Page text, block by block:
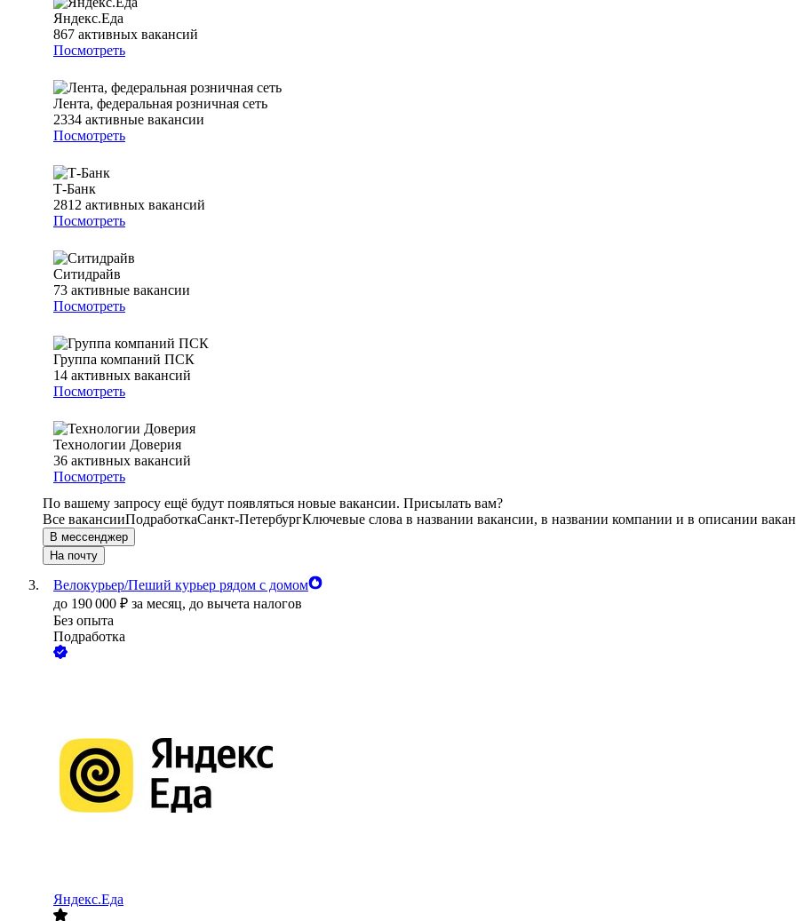
Яндекс.Еда
867 активных вакансий
Посмотреть
Лента, федеральная розничная сеть
2334 активные вакансии
Посмотреть
Т-Банк
2812 активных вакансий
Посмотреть
Ситидрайв
73 активные вакансии
Посмотреть
Группа компаний ПСК
14 активных вакансий
Посмотреть
Технологии Доверия
36 активных вакансий
Посмотреть
По вашему запросу ещё будут появляться новые вакансии. Присылать вам?
Все вакансииПодработкаСанкт-ПетербургКлючевые слова в названии вакансии, в названии компании и в описании
В мессенджер
На почту
Велокурьер/Пеший курьер рядом с домом
до 190 000 ₽ за месяц, до вычета налогов
Без опыта
Подработка
Яндекс.Еда